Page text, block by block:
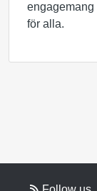
för alla.